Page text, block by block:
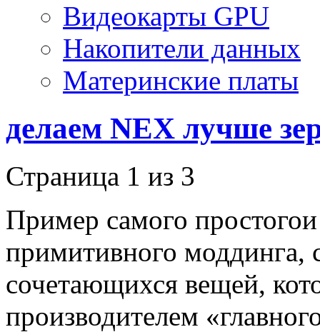
Видеокарты GPU
Накопители данных
Материнские платы
делаем NEX лучше
Страница 1 из 3
Пример самого простого
примитивного моддинга,
сочетающихся вещей,
производителем